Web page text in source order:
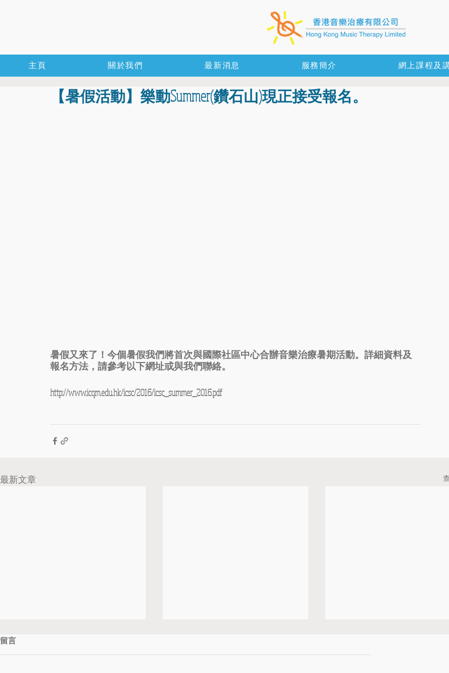
主頁 關於我們 最新消息 服務簡介 網上課程及
【暑假活動】樂動Summer(鑽石山)現正接受報名。
暑假又來了！今個暑假我們將首次與國際社區中心合辦音樂治療暑期活動。詳細資料及
報名方法，請參考以下網址或與我們聯絡。
http://www.icqm.edu.hk/icsc/2016/icsc_summer_2016.pdf
最新文章
留言